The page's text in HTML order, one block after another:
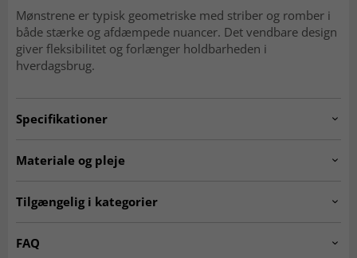
Mønstrene er typisk geometriske med striber og romber i
både stærke og afdæmpede nuancer. Det vendbare design
giver fleksibilitet og forlænger holdbarheden i
hverdagsbrug.
Specifikationer
Vævning
Materiale og pleje
Materiale
Uld
Tilgængelig i kategorier
FAQ